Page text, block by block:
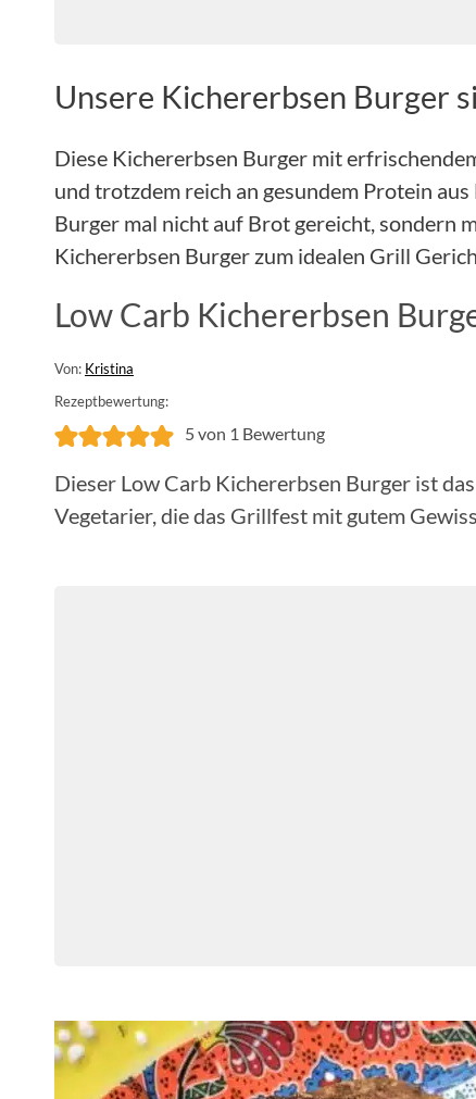
Unsere Kichererbsen Burger
Diese Kichererbsen Burger mit
und trotzdem reich an gesundem Protein
Burger mal nicht auf Brot gereicht, sondern
Kichererbsen Burger zum idealen Grill
Low Carb Kichererbsen
Von: Kristina
Rezeptbewertung:
5von 1 Bewertung
Dieser Low Carb Kichererbsen Burger ist
Vegetarier, die das Grillfest mit gutem